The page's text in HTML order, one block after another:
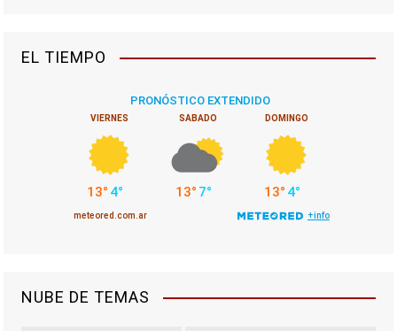
EL TIEMPO
NUBE DE TEMAS